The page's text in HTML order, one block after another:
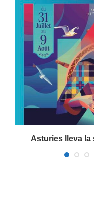
Asturies lleva la